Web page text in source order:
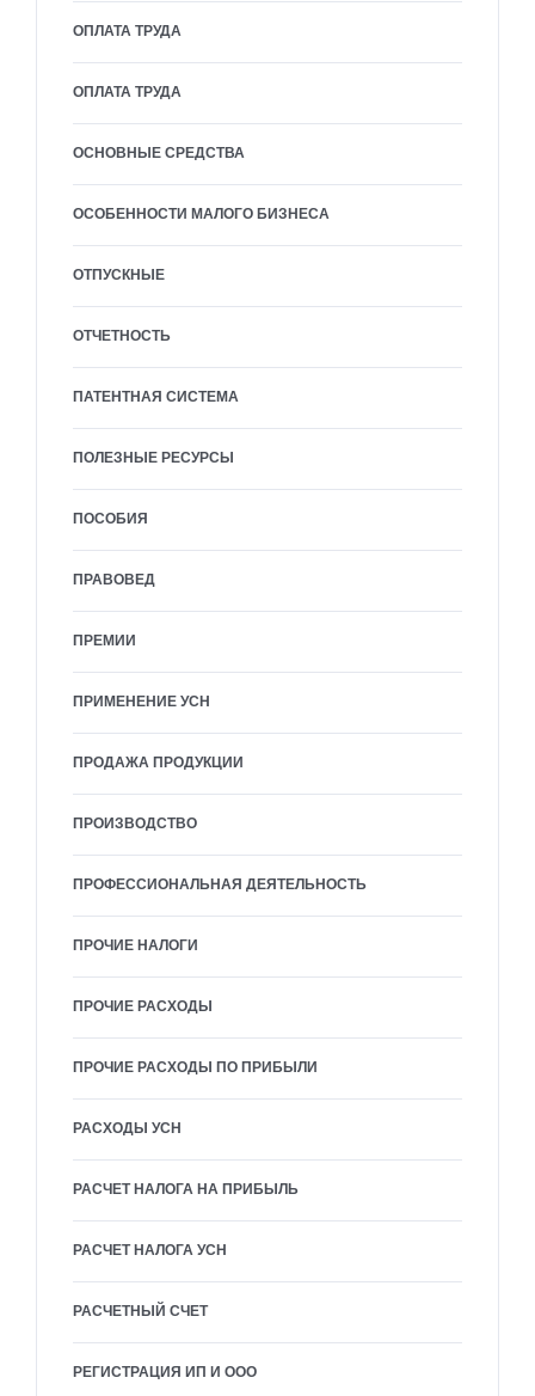
ОПЛАТА ТРУДА
ОПЛАТА ТРУДА
ОСНОВНЫЕ СРЕДСТВА
ОСОБЕННОСТИ МАЛОГО БИЗНЕСА
ОТПУСКНЫЕ
ОТЧЕТНОСТЬ
ПАТЕНТНАЯ СИСТЕМА
ПОЛЕЗНЫЕ РЕСУРСЫ
ПОСОБИЯ
ПРАВОВЕД
ПРЕМИИ
ПРИМЕНЕНИЕ УСН
ПРОДАЖА ПРОДУКЦИИ
ПРОИЗВОДСТВО
ПРОФЕССИОНАЛЬНАЯ ДЕЯТЕЛЬНОСТЬ
ПРОЧИЕ НАЛОГИ
ПРОЧИЕ РАСХОДЫ
ПРОЧИЕ РАСХОДЫ ПО ПРИБЫЛИ
РАСХОДЫ УСН
РАСЧЕТ НАЛОГА НА ПРИБЫЛЬ
РАСЧЕТ НАЛОГА УСН
РАСЧЕТНЫЙ СЧЕТ
РЕГИСТРАЦИЯ ИП И ООО